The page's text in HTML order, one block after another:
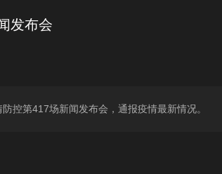
发布会
控第417场新闻发布会，通报疫情最新情况。